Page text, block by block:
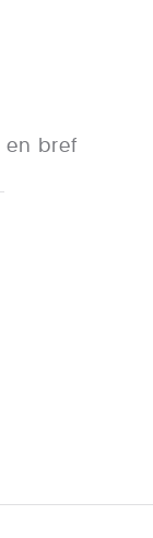
en bref